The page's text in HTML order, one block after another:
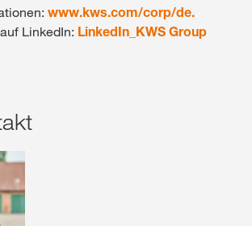
www.kws.com/corp/de.
LinkedIn: LinkedIn_KWS Group